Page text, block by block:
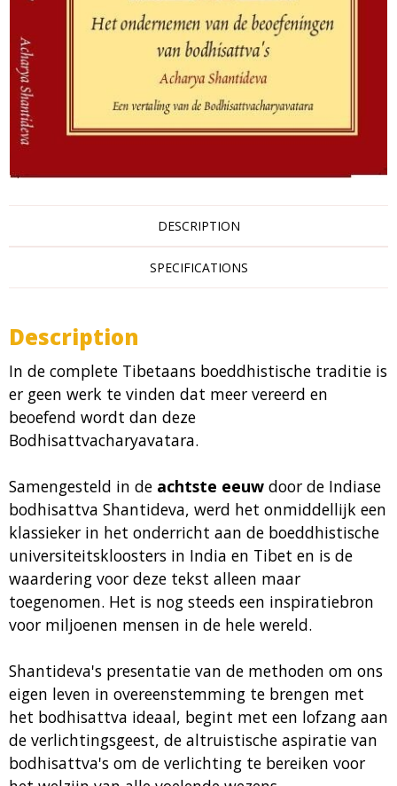
DESCRIPTION
SPECIFICATIONS
Description
In de complete Tibetaans boeddhistische traditie is
er geen werk te vinden dat meer vereerd en
beoefend wordt dan deze
Bodhisattvacharyavatara.
Samengesteld in de achtste eeuw door de Indiase
bodhisattva Shantideva, werd het onmiddellijk een
klassieker in het onderricht aan de boeddhistische
universiteitskloosters in India en Tibet en is de
waardering voor deze tekst alleen maar
toegenomen. Het is nog steeds een inspiratiebron
voor miljoenen mensen in de hele wereld.
Shantideva's presentatie van de methoden om ons
eigen leven in overeenstemming te brengen met
het bodhisattva ideaal, begint met een lofzang aan
de verlichtingsgeest, de altruistische aspiratie van
bodhisattva's om de verlichting te bereiken voor